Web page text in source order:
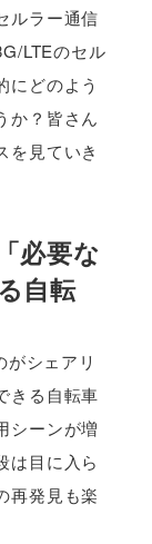
ルラー通信
LTEのセル
にどのよう
か？皆さん
を見ていき
必要な
自転
シェアリ
きる自転車
シーンが増
は目に入ら
再発見も楽